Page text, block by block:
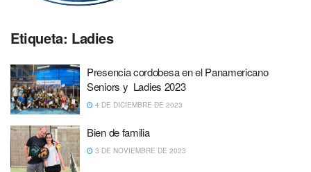
Etiqueta: Ladies
Presencia cordobesa en el Panamericano
Seniors y Ladies 2023
4 DE DICIEMBRE DE 2023
Bien de familia
3 DE NOVIEMBRE DE 2023